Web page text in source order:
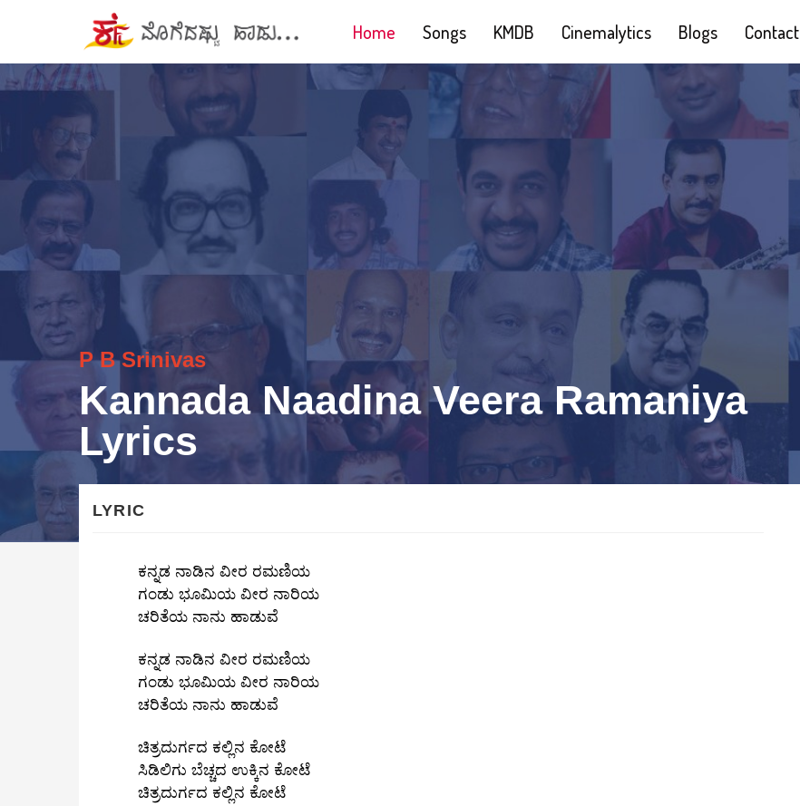
Home Songs KMDB Cinemalytics Blogs Contact
P B Srinivas
Kannada Naadina Veera Ramaniya
Lyrics
LYRIC
ಕನ್ನಡ ನಾಡಿನ ವೀರ ರಮಣಿಯ
ಗಂಡು ಭೂಮಿಯ ವೀರ ನಾರಿಯ
ಚರಿತೆಯ ನಾನು ಹಾಡುವೆ
ಕನ್ನಡ ನಾಡಿನ ವೀರ ರಮಣಿಯ
ಗಂಡು ಭೂಮಿಯ ವೀರ ನಾರಿಯ
ಚರಿತೆಯ ನಾನು ಹಾಡುವೆ
ಚಿತ್ರದುರ್ಗದ ಕಲ್ಲಿನ ಕೋಟೆ
ಸಿಡಿಲಿಗು ಬೆಚ್ಚದ ಉಕ್ಕಿನ ಕೋಟೆ
ಚಿತ್ರದುರ್ಗದ ಕಲ್ಲಿನ ಕೋಟೆ